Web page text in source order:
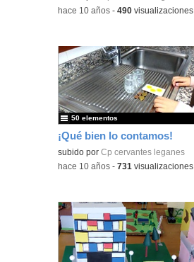
-hace 10 años -490 visualizaciones
¡Qué bien lo contamos!
subido porCp cervantes leganes
50 elementos
-hace 10 años -731 visualizaciones